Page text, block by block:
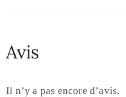
Avis
Il n’y a pas encore d’avis.